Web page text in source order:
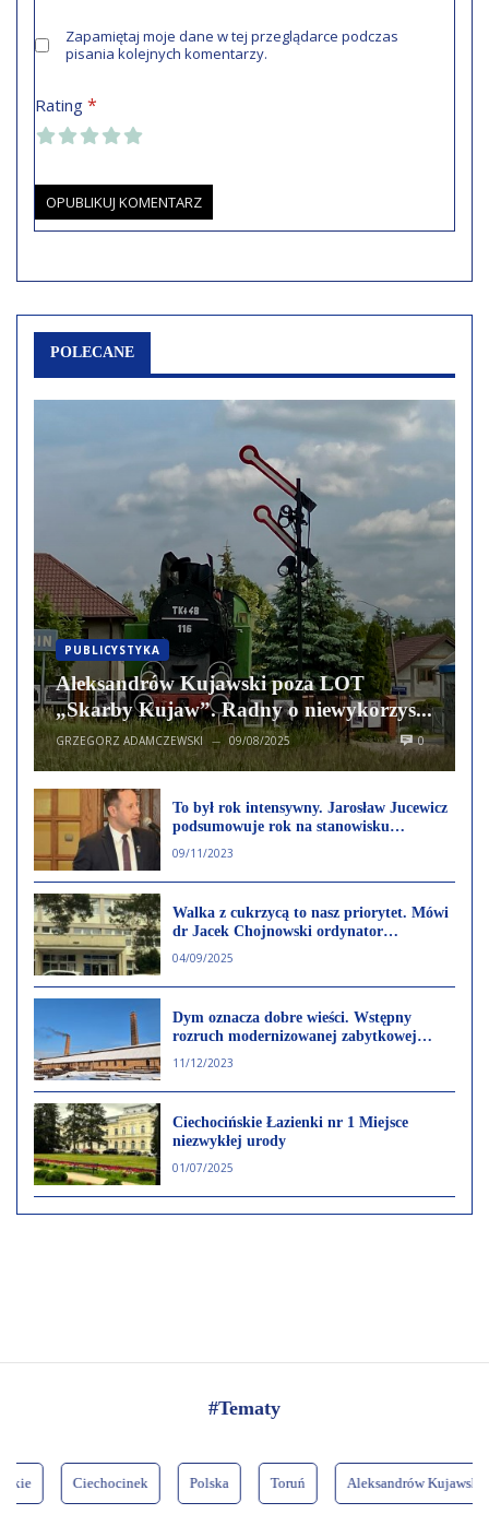
Zapamiętaj moje dane w tej przeglądarce podczas
pisania kolejnych komentarzy.
Rating *
POLECANE
PUBLICYSTYKA
Aleksandrów Kujawski poza LOT
„Skarby Kujaw”. Radny o niewykorzys...
GRZEGORZ ADAMCZEWSKI — 09/08/2025 0
To był rok intensywny. Jarosław Jucewicz
podsumowuje rok na stanowisku
Burmistrza Ciechocinka
09/11/2023
Walka z cukrzycą to nasz priorytet. Mówi
dr Jacek Chojnowski ordynator
diabetologii w ciechocińskim Domu
04/09/2025
Dym oznacza dobre wieści. Wstępny
rozruch modernizowanej zabytkowej
Warzelni Soli
11/12/2023
Ciechocińskie Łazienki nr 1 Miejsce
niezwykłej urody
01/07/2025
#Tematy
Ciechocinek Polska Toruń Aleksandrów Kujawski